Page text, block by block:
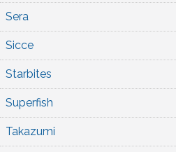
Sera
Sicce
Starbites
Superfish
Takazumi